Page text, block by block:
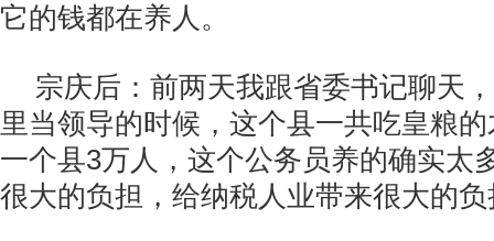
它的钱都在养人。
宗庆后：前两天我跟省委书记聊天
里当领导的时候，这个县一共吃皇粮
一个县3万人，这个公务员养的确实太
很大的负担，给纳税人业带来很大的